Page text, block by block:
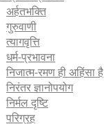
अर्हतभक्ति
गुरुवाणी
त्यागवृत्ति
धर्म-प्रभावना
निजात्म-रमण ही अहिंसा है
निरंतर ज्ञानोपयोग
निर्मल दृष्टि
परिग्रह